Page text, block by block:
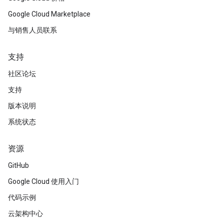
Google Cloud Marketplace
与销售人员联系
支持
社区论坛
支持
版本说明
系统状态
资源
GitHub
Google Cloud 使用入门
代码示例
云架构中心